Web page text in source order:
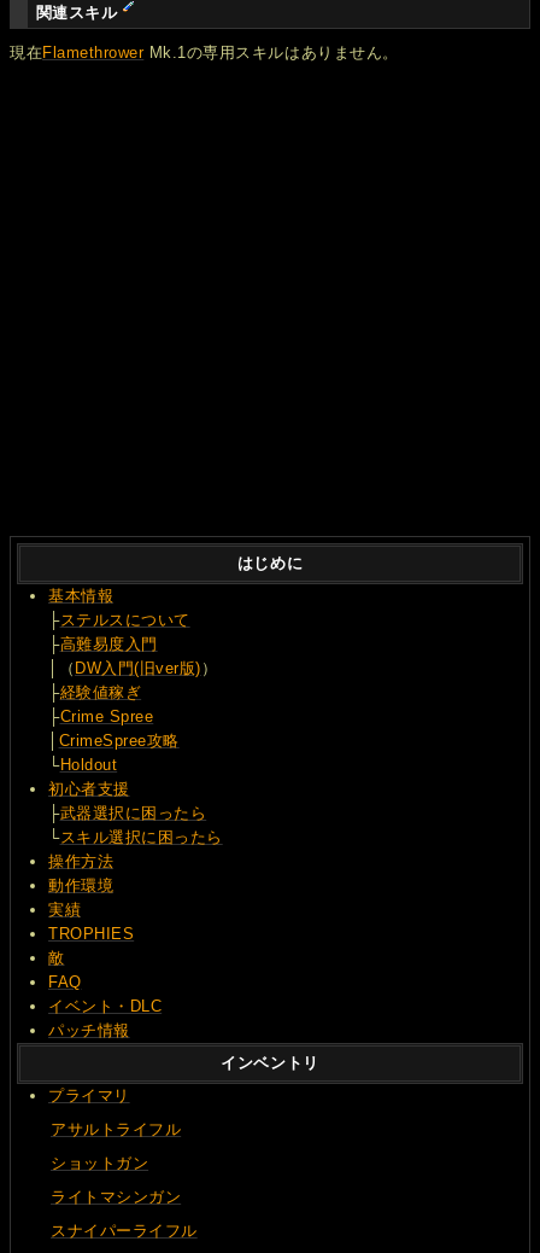
関連スキル
現在FlamethrowerMk.1の専用スキルはありません。
はじめに
基本情報
├ステルスについて
├高難易度入門
│（ DW入門(旧ver版) ）
├経験値稼ぎ
├Crime Spree
CrimeSpree攻略
└Holdout
初心者支援
├武器選択に困ったら
└スキル選択に困ったら
操作方法
動作環境
実績
TROPHIES
敵
FAQ
イベント・DLC
パッチ情報
インベントリ
プライマリ
アサルトライフル
ショットガン
ライトマシンガン
スナイパーライフル